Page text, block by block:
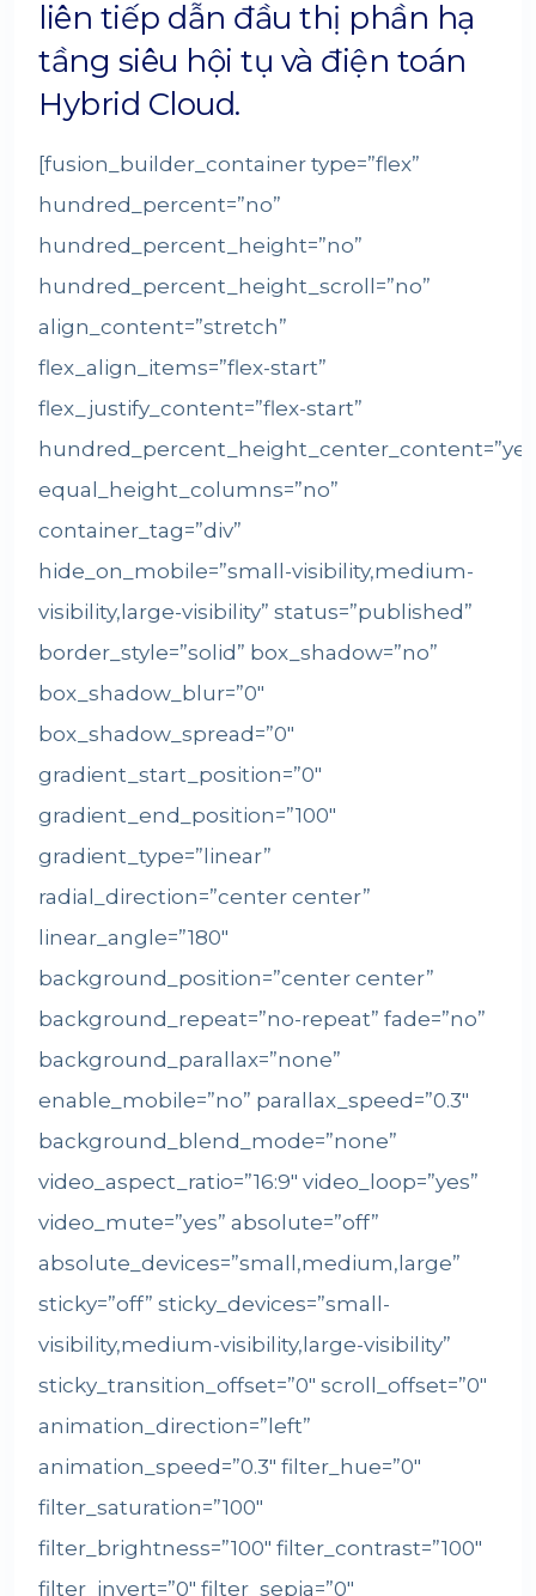
liên tiếp dẫn đầu thị phần hạ
tầng siêu hội tụ và điện toán
Hybrid Cloud.
[fusion_builder_container type=”flex”
hundred_percent=”no”
hundred_percent_height=”no”
hundred_percent_height_scroll=”no”
align_content=”stretch”
flex_align_items=”flex-start”
flex_justify_content=”flex-start”
equal_height_columns=”no”
container_tag=”div”
hide_on_mobile=”small-visibility,medium-
visibility,large-visibility” status=”published”
border_style=”solid” box_shadow=”no”
box_shadow_blur=”0″
box_shadow_spread=”0″
gradient_start_position=”0″
gradient_end_position=”100″
gradient_type=”linear”
radial_direction=”center center”
linear_angle=”180″
background_position=”center center”
background_repeat=”no-repeat” fade=”no”
background_parallax=”none”
enable_mobile=”no” parallax_speed=”0.3″
background_blend_mode=”none”
video_aspect_ratio=”16:9″ video_loop=”yes”
video_mute=”yes” absolute=”off”
absolute_devices=”small,medium,large”
sticky=”off” sticky_devices=”small-
visibility,medium-visibility,large-visibility”
sticky_transition_offset=”0″ scroll_offset=”0″
animation_direction=”left”
animation_speed=”0.3″ filter_hue=”0″
filter_saturation=”100″
filter_brightness=”100″ filter_contrast=”100″
filter_invert=”0″ filter_sepia=”0″